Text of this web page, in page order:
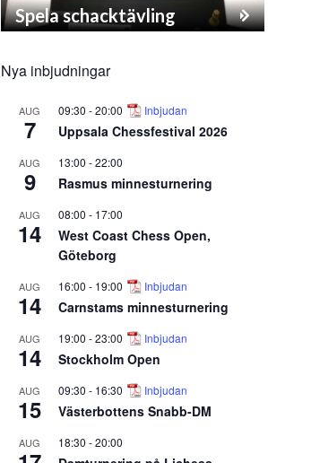
Spela schacktävling
Nya inbjudningar
AUG
7
09:30 -20:00 Inbjudan
Uppsala Chessfestival 2026
AUG
9
13:00 -22:00
Rasmus minnesturnering
AUG
14
08:00 - 17:00
West Coast Chess Open,
Göteborg
AUG
14
16:00 - 19:00 Inbjudan
Carnstams minnesturnering
AUG
14
19:00 -23:00 Inbjudan
Stockholm Open
AUG
15
09:30 - 16:30 Inbjudan
Västerbottens Snabb-DM
AUG 18:30 -20:00